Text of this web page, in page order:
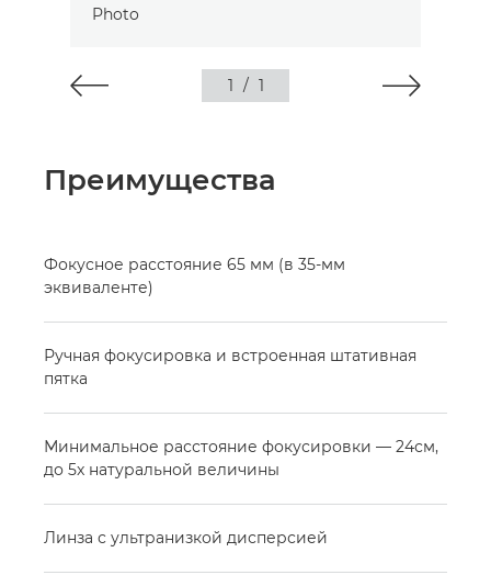
1 / 1
Преимущества
Фокусное расстояние 65 мм (в 35-мм
эквиваленте)
Ручная фокусировка и встроенная штативная
пятка
Минимальное расстояние фокусировки — 24см,
до 5x натуральной величины
Линза с ультранизкой дисперсией